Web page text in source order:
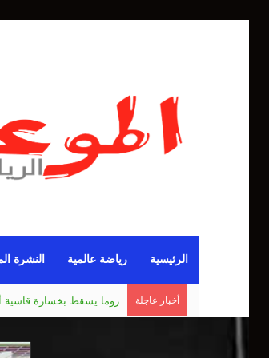
الرئيسية رياضة عالمية النشرة
أخبار عاجلة مانشستر يونايتد يقدم أسوأ